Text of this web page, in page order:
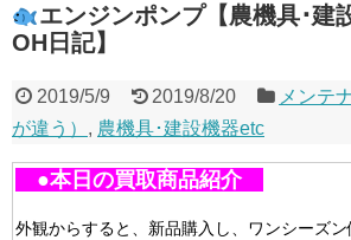
エンジンポンプ【農機具･建
OH日記】
2019/5/9 2019/8/20
メンテ
が違う） , 農機具･建設機器etc
●本日の買取商品紹介
外観からすると、新品購入し、ワンシーズ